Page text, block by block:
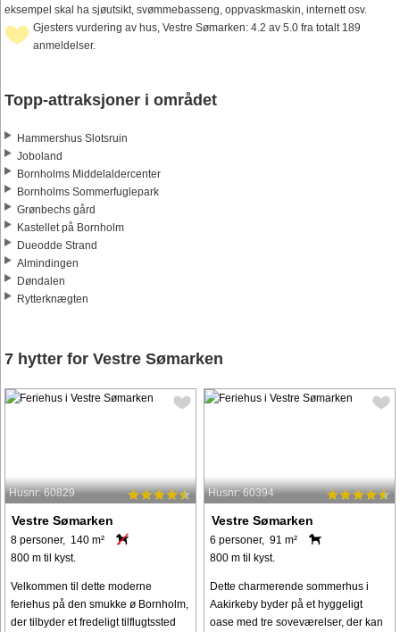
eksempel skal ha sjøutsikt, svømmebasseng, oppvaskmaskin, internett osv.
Gjesters vurdering av hus, Vestre Sømarken: 4.2 av 5.0 fra totalt 189
anmeldelser.
Topp-attraksjoner i området
Hammershus Slotsruin
Joboland
Bornholms Middelaldercenter
Bornholms Sommerfuglepark
Grønbechs gård
Kastellet på Bornholm
Dueodde Strand
Almindingen
Døndalen
Rytterknægten
7 hytter for Vestre Sømarken
Husnr: 60829
Vestre Sømarken
8 personer, 140 m²
800 m til kyst.
Velkommen til dette moderne
feriehus på den smukke ø Bornholm,
der tilbyder et fredeligt tilflugtssted
Husnr: 60394
Vestre Sømarken
6 personer, 91 m²
800 m til kyst.
Dette charmerende sommerhus i
Aakirkeby byder på et hyggeligt
oase med tre soveværelser, der kan